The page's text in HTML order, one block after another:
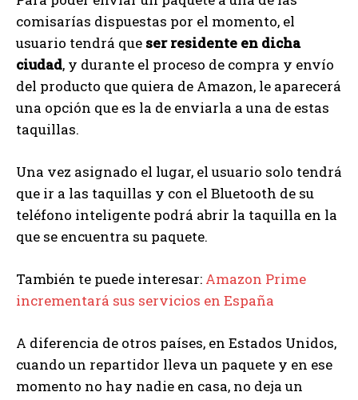
comisarías dispuestas por el momento, el
usuario tendrá que ser residente en dicha
ciudad, y durante el proceso de compra y envío
del producto que quiera de Amazon, le aparecerá
una opción que es la de enviarla a una de estas
taquillas.
Una vez asignado el lugar, el usuario solo tendrá
que ir a las taquillas y con el Bluetooth de su
teléfono inteligente podrá abrir la taquilla en la
que se encuentra su paquete.
También te puede interesar: Amazon Prime
incrementará sus servicios en España
A diferencia de otros países, en Estados Unidos,
cuando un repartidor lleva un paquete y en ese
momento no hay nadie en casa, no deja un